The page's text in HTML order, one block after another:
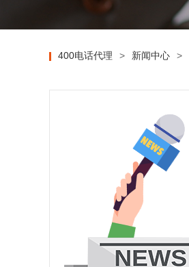
400电话代理 > 新闻中心 >